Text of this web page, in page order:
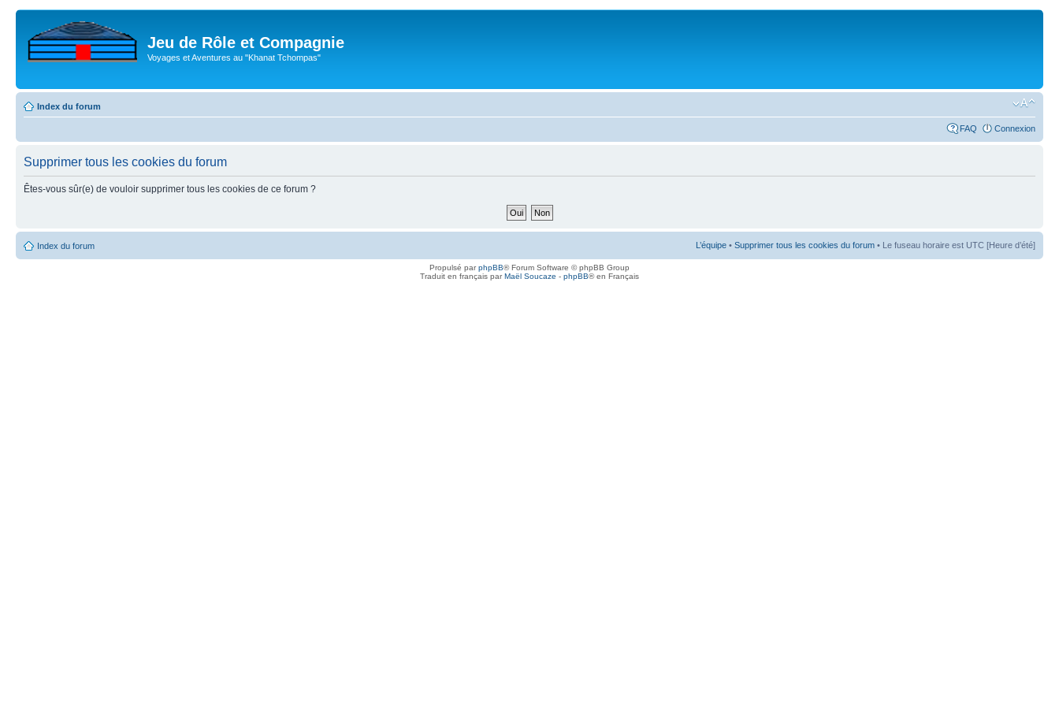
Jeu de Rôle et Compagnie
Voyages et Aventures au "Khanat Tchompas"
Index du forum
FAQ Connexion
Supprimer tous les cookies du forum
Êtes-vous sûr(e) de vouloir supprimer tous les cookies de ce forum ?
Index du forum L’équipe • Supprimer tous les cookies du forum • Le fuseau horaire est UTC [Heure d’été]
Propulsé parphpBB® Forum Software © phpBB Group
Traduit en français parMaël Soucaze - phpBB® en Français